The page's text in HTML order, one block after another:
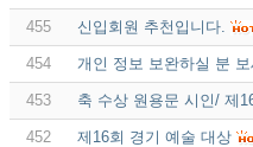
455 신입회원 추천입니다.
454 개인 정보 보완하실 분
453 축 수상 원용문 시인/ 제
452 제16회 경기 예술 대상